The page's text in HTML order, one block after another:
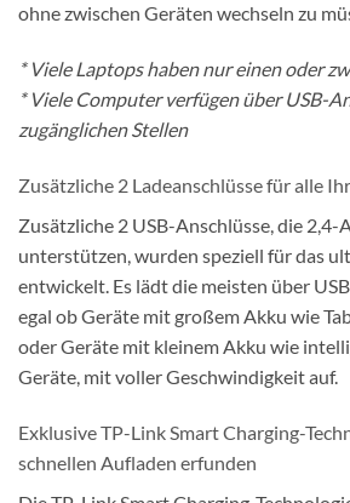
ohne zwischen Geräten wechseln zu
* Viele Laptops haben nur einen oder
* Viele Computer verfügen über USB-
zugänglichen Stellen
Zusätzliche 2 Ladeanschlüsse für alle
Zusätzliche 2 USB-Anschlüsse, die 2,4-
unterstützen, wurden speziell für das
entwickelt. Es lädt die meisten über
egal ob Geräte mit großem Akku wie
oder Geräte mit kleinem Akku wie
Geräte, mit voller Geschwindigkeit auf.
Exklusive TP-Link Smart Charging-
schnellen Aufladen erfunden